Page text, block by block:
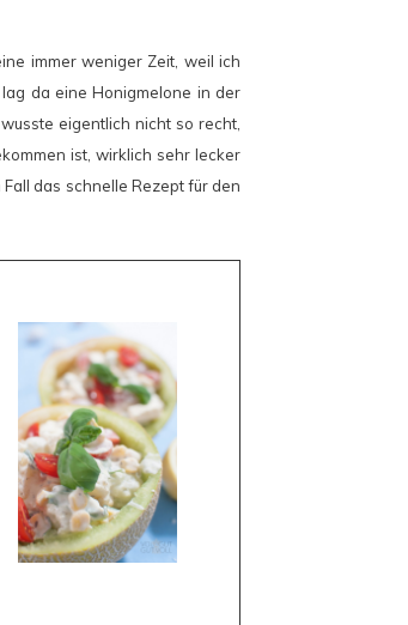
immer weniger Zeit, weil ich
da eine Honigmelone in der
eigentlich nicht so recht,
ist, wirklich sehr lecker
das schnelle Rezept für den